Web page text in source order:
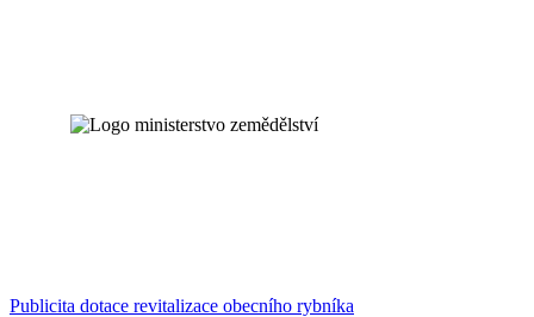
Publicita dotace revitalizace obecního rybníka